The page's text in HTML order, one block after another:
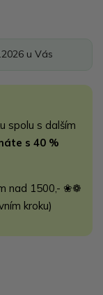
u Vás
spolu s dalším
s 40 %
nad 1500,- ❀❁
kroku)